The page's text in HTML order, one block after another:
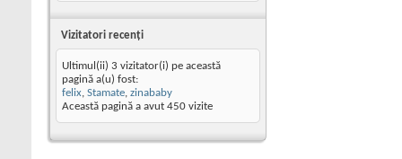
Vizitatori recenţi
Ultimul(ii) 3 vizitator(i) pe această
pagină a(u) fost:
felix, Stamate, zinababy
Această pagină a avut 450 vizite